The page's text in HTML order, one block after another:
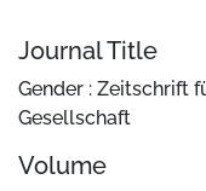
Journal Title
Gender : Zeitschrift
Gesellschaft
Volume